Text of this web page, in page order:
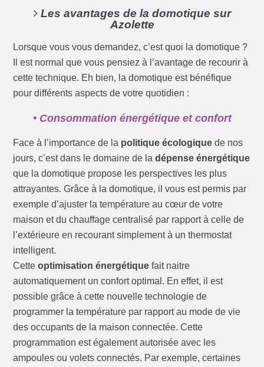
Les avantages de la domotique sur
Azolette
Lorsque vous vous demandez, c’est quoi la domotique ?
Il est normal que vous pensiez à l’avantage de recourir à
cette technique. Eh bien, la domotique est bénéfique
pour différents aspects de votre quotidien :
• Consommation énergétique et confort
Face à l’importance de la politique écologique de nos
jours, c’est dans le domaine de ladépense énergétique
que la domotique propose les perspectives les plus
attrayantes. Grâce à la domotique, il vous est permis par
exemple d’ajuster la température au cœur de votre
maison et du chauffage centralisé par rapport à celle de
l’extérieure en recourant simplement à un thermostat
intelligent.
Cetteoptimisation énergétique fait naitre
automatiquement un confort optimal. En effet, il est
possible grâce à cette nouvelle technologie de
programmer la température par rapport au mode de vie
des occupants de la maison connectée. Cette
programmation est également autorisée avec les
ampoules ou volets connectés. Par exemple, certaines